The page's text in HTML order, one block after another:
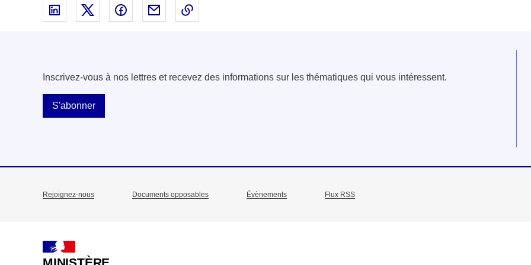
Partager sur Linked In - nouvelle fenêtre
Partager sur X - nouvelle fenêtre
Partager sur Facebook - nouvelle fenêtre
Partager par email - nouvelle fenêtre
Inscrivez-vous à nos lettres et recevez des informations sur les thématiques qui vous intéressent.
S'abonner
de
Rejoignez-nous Documents opposables Évènements Flux RSS